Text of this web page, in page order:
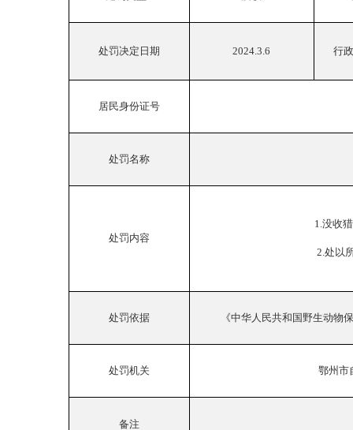
处罚决定日期 2024.3.6 行
居民身份证号
处罚名称
处罚内容
1.没收
2.处以
处罚依据 《中华人民共和国野生动物
处罚机关 鄂州市
备注